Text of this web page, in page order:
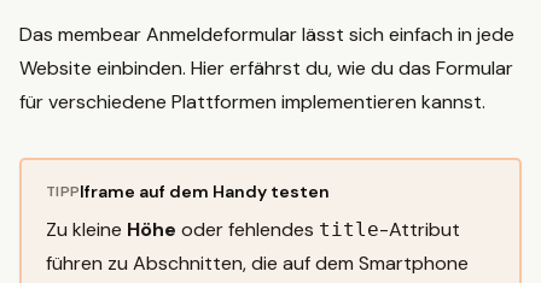
Das membear Anmeldeformular lässt sich einfach in jede
Website einbinden. Hier erfährst du, wie du das Formular
für verschiedene Plattformen implementieren kannst.
TIPPIframe auf dem Handy testen
Zu kleine Höhe oder fehlendes title-Attribut
führen zu Abschnitten, die auf dem Smartphone